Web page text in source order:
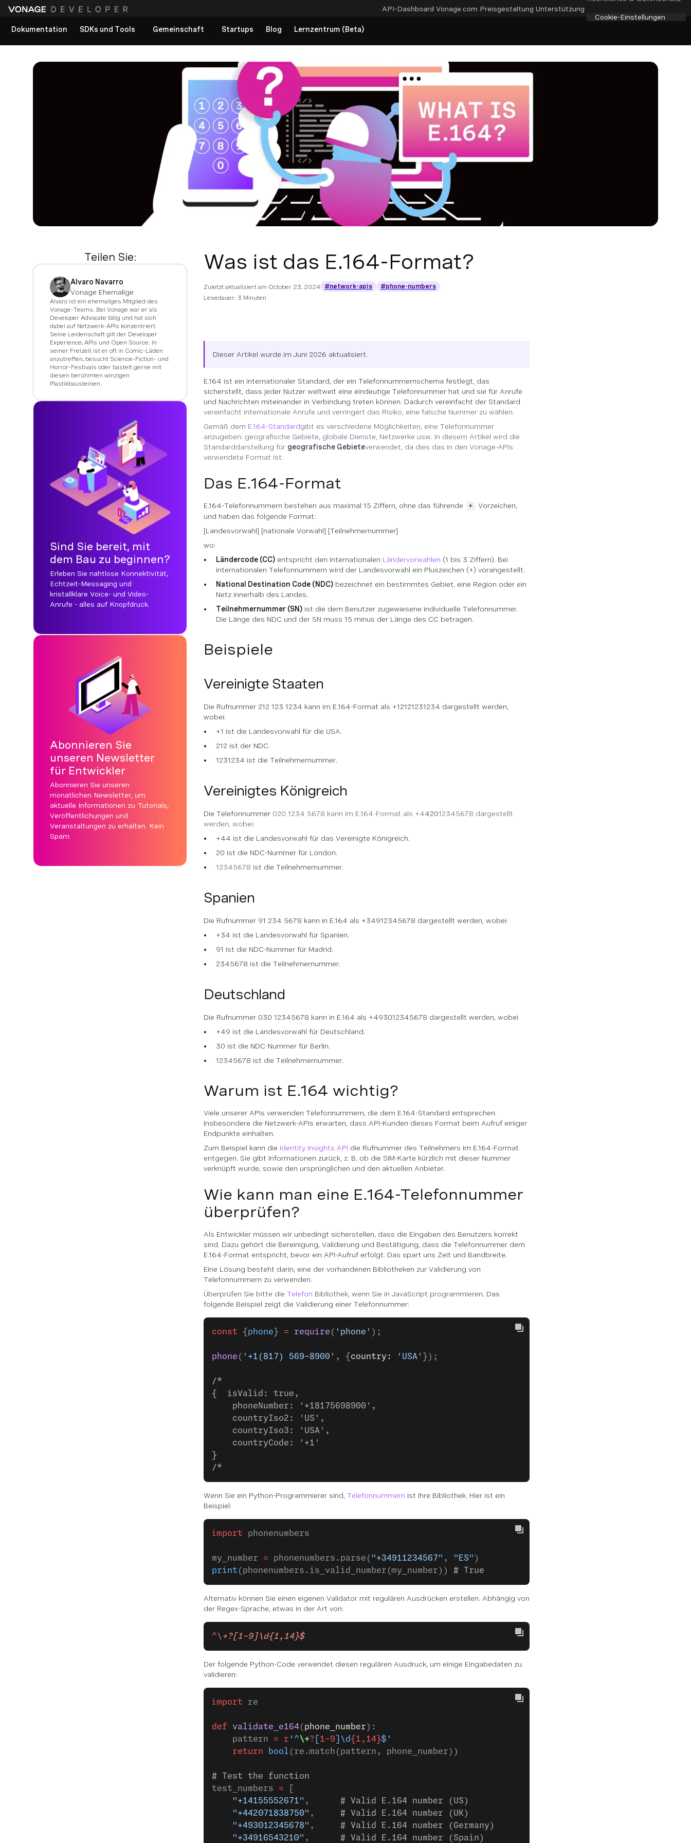
API-Dashboard Vonage.com Preisgestaltung Unterstützung
Cookie-Einstellungen
Dokumentation
SDKs und Tools Gemeinschaft Startups Blog Lernzentrum (Beta)
Teilen Sie:
Alvaro Navarro
Vonage Ehemalige
Alvaro ist ein ehemaliges Mitglied des
Vonage-Teams. Bei Vonage war er als
Developer Advocate tätig und hat sich
dabei auf Netzwerk-APIs konzentriert.
Seine Leidenschaft gilt der Developer
Experience, APIs und Open Source. In
seiner Freizeit ist er oft in Comic-Läden
anzutreffen, besucht Science-Fiction- und
Horror-Festivals oder bastelt gerne mit
diesen berühmten winzigen
Plastikbausteinen.
Sind Sie bereit, mit
dem Bau zu beginnen?
Erleben Sie nahtlose Konnektivität,
Echtzeit-Messaging und
kristallklare Voice- und Video-
Anrufe - alles auf Knopfdruck.
Abonnieren Sie
unseren Newsletter
für Entwickler
Abonnieren Sie unseren
monatlichen Newsletter, um
aktuelle Informationen zu Tutorials,
Veröffentlichungen und
Veranstaltungen zu erhalten. Kein
Spam.
Was ist das E.164-Format?
Zuletzt aktualisiert am October 23, 2024 #network-apis
#phone-numbers
Lesedauer: 3 Minuten
Dieser Artikel wurde im Juni 2026 aktualisiert.
E.164 ist ein internationaler Standard, der ein Telefonnummernschema festlegt, das
sicherstellt, dass jeder Nutzer weltweit eine eindeutige Telefonnummer hat und sie für Anrufe
und Nachrichten miteinander in Verbindung treten können. Dadurch vereinfacht der Standard
vereinfacht internationale Anrufe und verringert das Risiko, eine falsche Nummer zu wählen.
Gemäß dem E.164-Standardgibt es verschiedene Möglichkeiten, eine Telefonnummer
anzugeben: geografische Gebiete, globale Dienste, Netzwerke usw. In diesem Artikel wird die
Standarddarstellung für geografische Gebieteverwendet, da dies das in den Vonage-APIs
verwendete Format ist.
Das E.164-Format
E.164-Telefonnummern bestehen aus maximal 15 Ziffern, ohne das führende +
Vorzeichen,
und haben das folgende Format:
[Landesvorwahl] [nationale Vorwahl] [Teilnehmernummer]
wo:
Ländercode (CC) entspricht den internationalen Ländervorwahlen (1 bis 3 Ziffern). Bei
internationalen Telefonnummern wird der Landesvorwahl ein Pluszeichen (+) vorangestellt.
National Destination Code (NDC) bezeichnet ein bestimmtes Gebiet, eine Region oder ein
Netz innerhalb des Landes.
Teilnehmernummer (SN) ist die dem Benutzer zugewiesene individuelle Telefonnummer.
Die Länge des NDC und der SN muss 15 minus der Länge des CC betragen.
Beispiele
Vereinigte Staaten
Die Rufnummer 212 123 1234 kann im E.164-Format als +12121231234 dargestellt werden,
wobei:
+1 ist die Landesvorwahl für die USA.
212 ist der NDC.
1231234 ist die Teilnehmernummer.
Vereinigtes Königreich
Die Telefonnummer 020 1234 5678 kann im E.164-Format als +442012345678 dargestellt
werden, wobei:
+44 ist die Landesvorwahl für das Vereinigte Königreich.
20 ist die NDC-Nummer für London.
12345678 ist die Teilnehmernummer.
Spanien
Die Rufnummer 91 234 5678 kann in E.164 als +34912345678 dargestellt werden, wobei:
+34 ist die Landesvorwahl für Spanien.
91 ist die NDC-Nummer für Madrid.
2345678 ist die Teilnehmernummer.
Deutschland
Die Rufnummer 030 12345678 kann in E.164 als +493012345678 dargestellt werden, wobei
+49 ist die Landesvorwahl für Deutschland.
30 ist die NDC-Nummer für Berlin.
12345678 ist die Teilnehmernummer.
Warum ist E.164 wichtig?
Viele unserer APIs verwenden Telefonnummern, die dem E.164-Standard entsprechen.
Insbesondere die Netzwerk-APIs erwarten, dass API-Kunden dieses Format beim Aufruf einiger
Endpunkte einhalten.
Zum Beispiel kann die Identity Insights API die Rufnummer des Teilnehmers im E.164-Format
entgegen. Sie gibt Informationen zurück, z. B. ob die SIM-Karte kürzlich mit dieser Nummer
verknüpft wurde, sowie den ursprünglichen und den aktuellen Anbieter.
Wie kann man eine E.164-Telefonnummer
überprüfen?
Als Entwickler müssen wir unbedingt sicherstellen, dass die Eingaben des Benutzers korrekt
sind. Dazu gehört die Bereinigung, Validierung und Bestätigung, dass die Telefonnummer dem
E.164-Format entspricht, bevor ein API-Aufruf erfolgt. Das spart uns Zeit und Bandbreite.
Eine Lösung besteht darin, eine der vorhandenen Bibliotheken zur Validierung von
Telefonnummern zu verwenden.
Überprüfen Sie bitte die Telefon Bibliothek, wenn Sie in JavaScript programmieren. Das
folgende Beispiel zeigt die Validierung einer Telefonnummer:
const { phone } = require ( 'phone' );
phone ( '+1(817) 569-8900' , { country: 'USA' });
/*
{  isValid: true,
    phoneNumber: '+18175698900',
    countryIso2: 'US',
    countryIso3: 'USA',
    countryCode: '+1'
}
/*
Wenn Sie ein Python-Programmierer sind, Telefonnummern ist Ihre Bibliothek. Hier ist ein
Beispiel:
import phonenumbers
my_number = phonenumbers.parse( "+34911234567" , "ES" )
print (phonenumbers.is_valid_number(my_number)) # True
Alternativ können Sie einen eigenen Validator mit regulären Ausdrücken erstellen. Abhängig von
der Regex-Sprache, etwas in der Art von:
^\ +?[1-9]\d{1,14}$
Der folgende Python-Code verwendet diesen regulären Ausdruck, um einige Eingabedaten zu
validieren:
import re
def validate_e164 ( phone_number ):
    pattern
= r ' ^\+? 1-9 ]\d {1,14}$ '
    return
bool (re.match(pattern, phone_number))
# Test the function
test_numbers =
    "+14155552671"
, # Valid E.164 number (US)
    "+442071838750"
, # Valid E.164 number (UK)
    "+493012345678"
, # Valid E.164 number (Germany)
    "+34916543210"
, # Valid E.164 number (Spain)